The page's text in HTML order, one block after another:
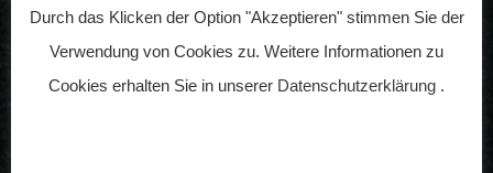
Vorherige Nächste
Durch das Klicken der Option "Akzeptieren" stimmen Sie der
Verwendung von Cookies zu. Weitere Informationen zu
Cookies erhalten Sie in unserer Datenschutzerklärung .